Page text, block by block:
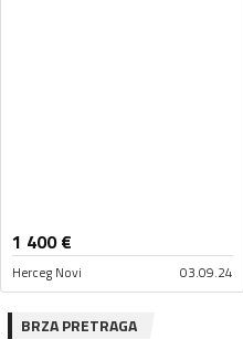
1 400€
Herceg Novi 03.09.24
BRZA PRETRAGA